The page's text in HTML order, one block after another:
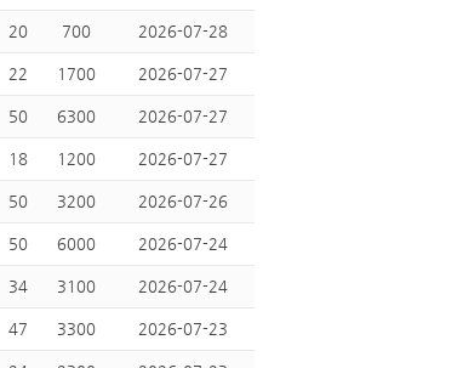
20 700 2026-07-28
22 1700 2026-07-27
50 6300 2026-07-27
18 1200 2026-07-27
50 3200 2026-07-26
50 6000 2026-07-24
34 3100 2026-07-24
47 3300 2026-07-23